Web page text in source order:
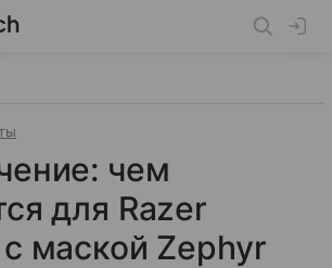
чем
для Razer
маской Zephyr